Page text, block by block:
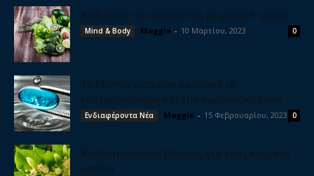
Καθαρίστε το συκώτι σας με φυσικό τρόπο
Mind & Body Maggie - 10 Μαρτίου, 2023 0
Το έξυπνο χάπι που καταργεί τη
γαστροσκόπηση και την κολονοσκόπηση
Ενδιαφέροντα Νέα Maggie - 15 Φεβρουαρίου, 2023 0
Καρδιοτονωτικά βότανα, για γερή και υγιή
καρδιά